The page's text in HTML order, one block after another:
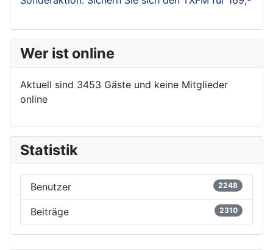
Wer ist online
Aktuell sind 3453 Gäste und keine Mitglieder
online
Statistik
Benutzer 2248
Beiträge 2310